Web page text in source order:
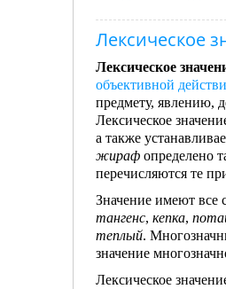
Лексическое
Лексическое
объективной
предмету, явлению,
Лексическое
а также
жираф определено
перечисляются те
Значение имеют все
тангенс, кепка,
теплый.
значение
Лексическое